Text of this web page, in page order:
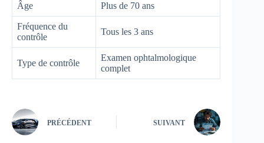
Âge Plus de 70 ans
Fréquence du
contrôle
Tous les 3 ans
Type de contrôle
Examen ophtalmologique
complet
PRÉCÉDENT SUIVANT